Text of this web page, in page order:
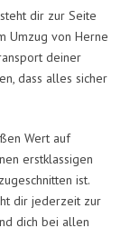
dir zur Seite
Umzug von Herne
deiner
dass alles sicher
Wert auf
erstklassigen
ist.
dir jederzeit zur
dich bei allen